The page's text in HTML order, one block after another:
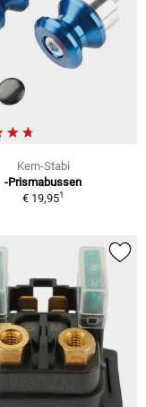
Kern-Stabi
-Prismabussen
€ 19,951